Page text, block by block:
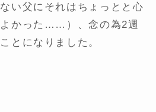
い父にそれはちょっとと心
かった……）、念の為2週
とになりました。